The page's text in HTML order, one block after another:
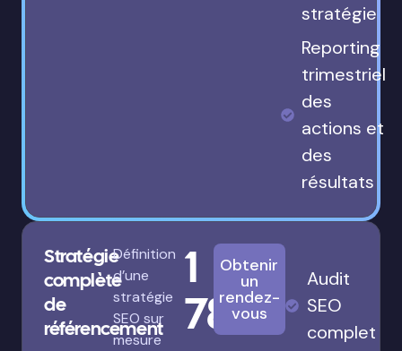
stratégie
Reporting
trimestriel
des
actions et
des
résultats
Stratégie
complète
de
référencement
Définition
d’une
stratégie
SEO sur
mesure
1
780€
Obtenir
un
rendez-
vous
Audit
SEO
complet